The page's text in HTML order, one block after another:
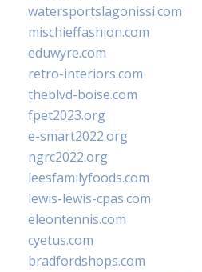
watersportslagonissi.com
mischieffashion.com
eduwyre.com
retro-interiors.com
theblvd-boise.com
fpet2023.org
e-smart2022.org
ngrc2022.org
leesfamilyfoods.com
lewis-lewis-cpas.com
eleontennis.com
cyetus.com
bradfordshops.com